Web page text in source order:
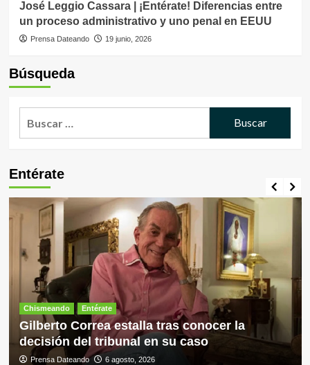
José Leggio Cassara | ¡Entérate! Diferencias entre
un proceso administrativo y uno penal en EEUU
Prensa Dateando 19 junio, 2026
Búsqueda
Entérate
Chismeando Entérate
Gilberto Correa estalla tras conocer la
decisión del tribunal en su caso
Prensa Dateando 6 agosto, 2026